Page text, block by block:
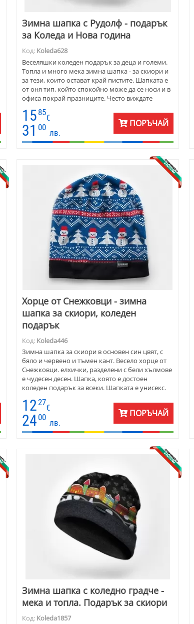
Зимна шапка с Рудолф - подарък
за Коледа и Нова година
Код: Koleda628
Веселяшки коледен подарък за деца и големи.
Топла и много мека зимна шапка - за скиори и
за тези, които остават край пистите. Шапката е
от оня тип, който спокойно може да се носи и в
офиса покрай празниците. Често виждате
млади ИТ специалисти да се разхождат с тях.
Широко усмихнатият елен Рудолф ще зарадва
всеки! Зимната шапка е унисекс. Предлага се
във вариант за деца, тийнейджири, жени и
мъже
15 85
€
31 00
лв.
ПОРЪЧАЙ
Хорце от Снежковци - зимна
шапка за скиори, коледен
подарък
Код: Koleda446
Зимна шапка за скиори в основен син цвят, с
бяло и червено и тъмен кант. Весело хорце от
Снежковци. елхички, разделени с бели хълмове
е чудесен десен. Шапка, която е достоен
коледен подарък за всеки. Шапката е унисекс.
жени и мъже.
1227
€
24 00
лв.
ПОРЪЧАЙ
Зимна шапка с коледно градче -
мека и топла. Подарък за скиори
Код: Koleda1857